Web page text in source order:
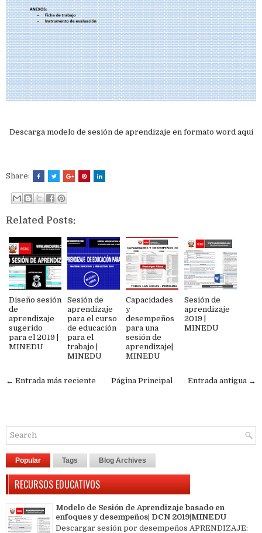
Descarga modelo de sesión de aprendizaje en formato word aquí
Share:
Related Posts:
Diseño sesión
de
aprendizaje
sugerido
para el 2019 |
MINEDU
Sesión de
aprendizaje
para el curso
de educación
para el
trabajo |
MINEDU
Capacidades
y
desempeños
para una
sesión de
aprendizaje|
MINEDU
Sesión de
aprendizaje
2019 |
MINEDU
← Entrada más reciente Entrada antigua →
Página Principal
Popular Tags Blog Archives
RECURSOS EDUCATIVOS
Modelo de Sesión de Aprendizaje basado en
enfoques y desempeños| DCN 2019|MINEDU
Descargar sesión por desempeños APRENDIZAJE: